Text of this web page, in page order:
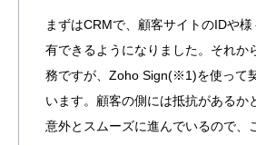
まずはCRMで、顧客サイトのIDや
有できるようになりました。それか
務ですが、Zoho Sign(※1)を使って
います。顧客の側には抵抗があるか
意外とスムーズに進んでいるので、